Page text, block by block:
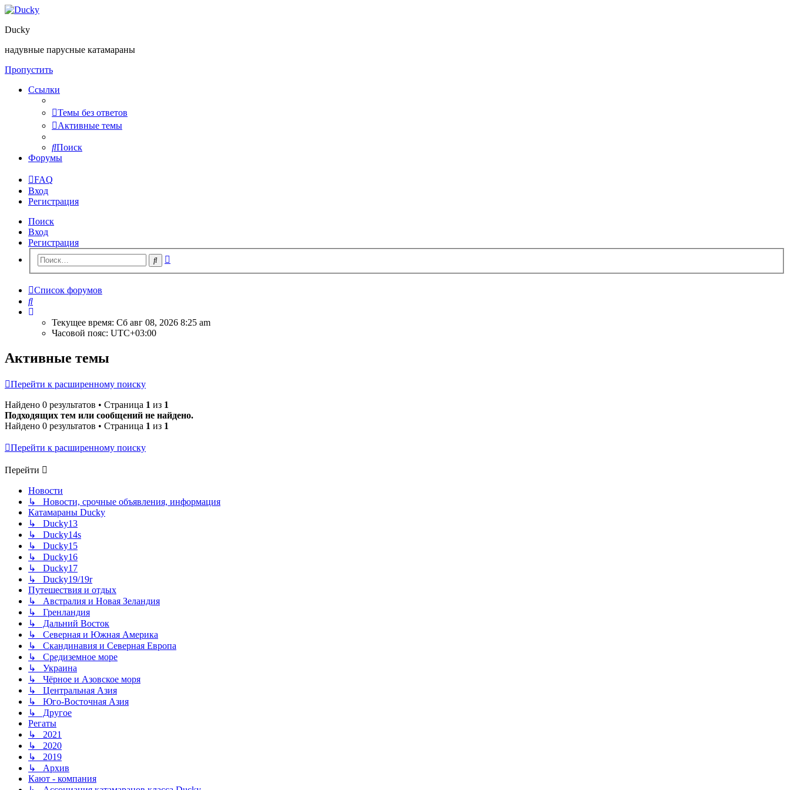
Ducky
надувные парусные катамараны
Пропустить
Ссылки
Темы без ответов
Активные темы
Поиск
Форумы
FAQ
Вход
Регистрация
Поиск
Вход
Регистрация
Поиск
Список форумов
Поиск
Текущее время: Сб авг 08, 2026 8:25 am
Часовой пояс: UTC+03:00
Активные темы
Перейти к расширенному поиску
Найдено 0 результатов • Страница 1 из 1
Подходящих тем или сообщений не найдено.
Найдено 0 результатов • Страница 1 из 1
Перейти к расширенному поиску
Перейти
Новости
↳ Новости, срочные объявления, информация
Катамараны Ducky
↳ Ducky13
↳ Ducky14s
↳ Ducky15
↳ Ducky16
↳ Ducky17
↳ Ducky19/19r
Путешествия и отдых
↳ Австралия и Новая Зеландия
↳ Гренландия
↳ Дальний Восток
↳ Северная и Южная Америка
↳ Скандинавия и Северная Европа
↳ Средиземное море
↳ Украина
↳ Чёрное и Азовское моря
↳ Центральная Азия
↳ Юго-Восточная Азия
↳ Другое
Регаты
↳ 2021
↳ 2020
↳ 2019
↳ Архив
Кают - компания